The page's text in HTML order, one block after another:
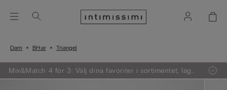
Dam BH:ar Triangel
Mix&Match 4 för 3: Välj dina favoriter i sortimentet, lägg
4 varor i varukorgen - betala endast för 3.